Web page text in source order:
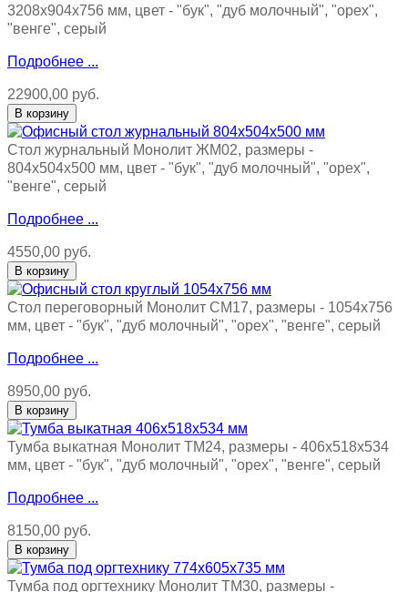
3208х904х756 мм, цвет - "бук", "дуб молочный", "орех",
"венге", серый
Подробнее ...
22900,00 руб.
Стол журнальный Монолит ЖМ02, размеры -
804х504х500 мм, цвет - "бук", "дуб молочный", "орех",
"венге", серый
Подробнее ...
4550,00 руб.
Стол переговорный Монолит СМ17, размеры - 1054х756
мм, цвет - "бук", "дуб молочный", "орех", "венге", серый
Подробнее ...
8950,00 руб.
Тумба выкатная Монолит ТМ24, размеры - 406х518х534
мм, цвет - "бук", "дуб молочный", "орех", "венге", серый
Подробнее ...
8150,00 руб.
Тумба под оргтехнику Монолит ТМ30, размеры -